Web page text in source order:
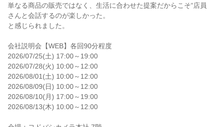
単なる商品の販売ではなく、生活に合わせた提案だからこそ“店員
さんと会話するのが楽しかった。
と感じられました。
会社説明会【WEB】各回90分程度
2026/07/25(土) 17:00～19:00
2026/07/28(火) 10:00～12:00
2026/08/01(土) 10:00～12:00
2026/08/09(日) 10:00～12:00
2026/08/10(月) 17:00～19:00
2026/08/13(木) 10:00～12:00